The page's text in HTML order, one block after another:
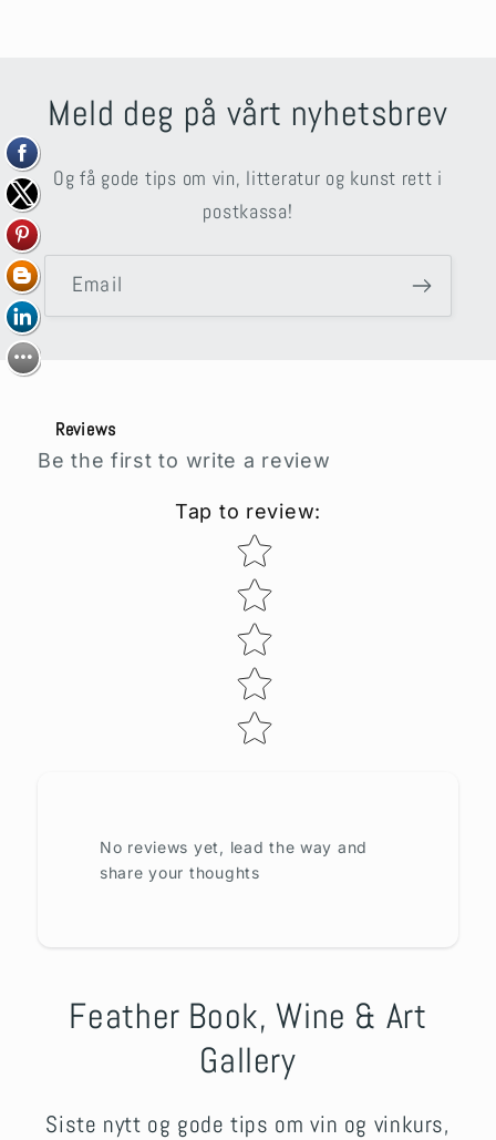
Meld deg på vårt nyhetsbrev
Og få gode tips om vin, litteratur og kunst rett i
postkassa!
Email
Reviews
Be the first to write a review
Tap to review:
Star rating
No reviews yet, lead the way and
share your thoughts
Feather Book, Wine & Art
Gallery
Siste nytt og gode tips om vin og vinkurs,